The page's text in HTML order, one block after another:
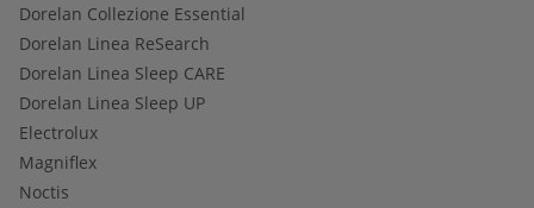
Dorelan Collezione Essential
Dorelan Linea ReSearch
Dorelan Linea Sleep CARE
Dorelan Linea Sleep UP
Electrolux
Magniflex
Noctis